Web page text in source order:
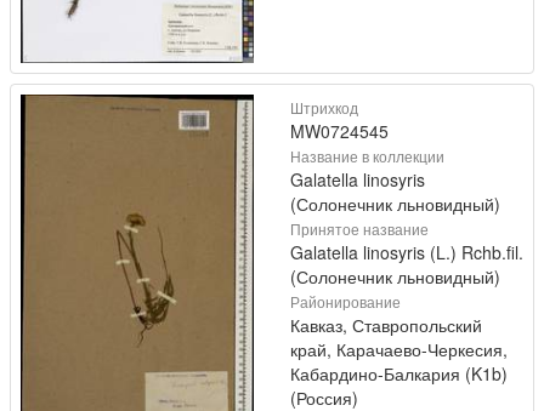
Штрихкод
MW0724545
Название в коллекции
Galatella linosyris
(Солонечник льновидный)
Принятое название
Galatella linosyris (L.) Rchb.fil.
(Солонечник льновидный)
Районирование
Кавказ, Ставропольский
край, Карачаево-Черкесия,
Кабардино-Балкария (K1b)
(Россия)